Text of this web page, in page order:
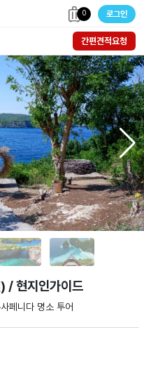
0 로그인
간편견적요청
/ 현지인가이드
페니다 명소 투어